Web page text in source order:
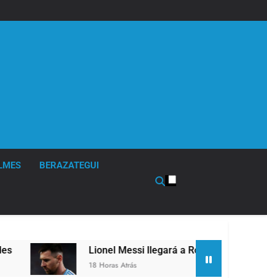
BERAZATEGUI
Lionel Messi llegará a Rosario para
18 Horas Atrás